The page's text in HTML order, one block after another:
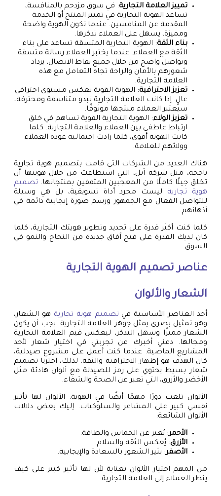
تمييز العلامة التجارية: في سوق مزدحم بالمنافسة،
تساعد الهوية التجارية في تمييز المنتج أو الخدمة
المقدمة عن المنافسين. عندما تكون الهوية واضحة
ومميزة، يسهل على العملاء تذكرها.
بناء الثقة: الهوية التجارية المتسقة تساعد على بناء
الثقة مع العملاء. عندما يختبر العملاء رسالة متسقة
وتواصل واضح من خلال جميع نقاط الاتصال، يزداد
شعورهم بالأمان والراحة تجاه التعامل مع هذه
العلامة التجارية.
تعزيز الاحترافية: الهوية القوية تعكس مستوى احترافي
عالٍ. إذا كانت العلامة التجارية تبدو متناسقة ومحترفة،
سيعتبر العملاء منتجها موثوقًا.
تعزيز الولاء: الهوية التجارية القوية تساهم في خلق
ارتباط عاطفي بين العملاء والعلامة التجارية. كلما
كانت الهوية أقوى، كلما زادت احتمالية عودة العملاء
وولائهم للعلامة.
هناك العديد من الشركات التي قامت بتصميم هوية تجارية
ناجحة، مثل شركة آبل، التي استطاعت من خلال هويتها أن
تخلق جيلًا كاملًا من المعجبين المثقفين بمنتجاتها. تصميم
هوية تجارية ليست مجرد أداة تسويقية، بل هي وسيلة
للتواصل الفعال مع الجمهور ورسم صورة إيجابية دائمة في
أذهانهم.
كلما كنت أكثر قدرة على تحديد وتطوير هويتك التجارية، كلما
كان لديك القدرة على فتح آفاق جديدة من النجاح والنمو في
السوق.
عناصر تصميم الهوية التجارية
الشعار والألوان
أحد العناصر الأساسية في تصميم هوية تجارية هو الشعار،
وهو تمثيل بصري يمثل جوهر العلامة التجارية. يجب أن يكون
الشعار مميزًا وسهل التذكر، ليعكس قيم العلامة التجارية
ومجالها. دعني أخبرك عن تجربتي في اختيار شعار لأحد
المشاريع الماضية. عندما كنت أعمل على مشروع صيدلية،
كان الهدف هو إظهار الاحترافية والثقة. لذلك، اخترنا تصميم
شعار بسيط يحتوي على رمز للصيدلة مع ألوان هادئة مثل
الأخضر والأزرق، التي تعبر عن الصحة والشفاء.
الألوان تلعب دورًا مهمًا أيضًا في الهوية. الألوان لها تأثير
نفسي كبير على المشاعر والسلوكيات. إليك بعض دلالات
الألوان الشائعة:
الأحمر: يُعبر عن الحماس والطاقة.
الأزرق: يُعكس الثقة والسلام.
الأصفر: يثير الشعور بالسعادة والإيجابية.
من المهم اختيار الألوان بعناية لأن لها تأثير كبير على كيف
ينظر العملاء إلى العلامة التجارية.